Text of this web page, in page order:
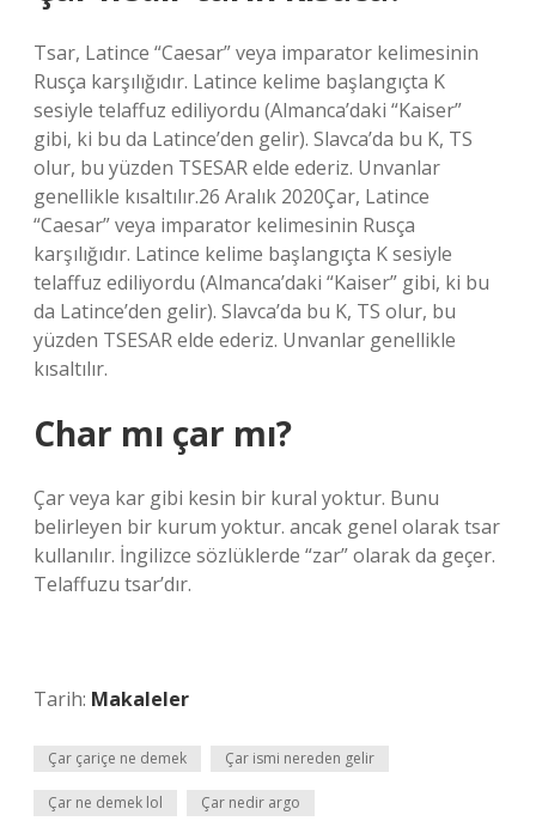
Tsar, Latince “Caesar” veya imparator kelimesinin
Rusça karşılığıdır. Latince kelime başlangıçta K
sesiyle telaffuz ediliyordu (Almanca’daki “Kaiser”
gibi, ki bu da Latince’den gelir). Slavca’da bu K, TS
olur, bu yüzden TSESAR elde ederiz. Unvanlar
genellikle kısaltılır.26 Aralık 2020Çar, Latince
“Caesar” veya imparator kelimesinin Rusça
karşılığıdır. Latince kelime başlangıçta K sesiyle
telaffuz ediliyordu (Almanca’daki “Kaiser” gibi, ki bu
da Latince’den gelir). Slavca’da bu K, TS olur, bu
yüzden TSESAR elde ederiz. Unvanlar genellikle
kısaltılır.
Char mı çar mı?
Çar veya kar gibi kesin bir kural yoktur. Bunu
belirleyen bir kurum yoktur. ancak genel olarak tsar
kullanılır. İngilizce sözlüklerde “zar” olarak da geçer.
Telaffuzu tsar’dır.
Tarih: Makaleler
Çar çariçe ne demek Çar ismi nereden gelir
Çar ne demek lol Çar nedir argo